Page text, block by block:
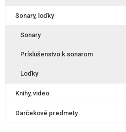
Sonary, loďky
Sonary
Príslušenstvo k sonarom
Loďky
Knihy, video
Darčekové predmety